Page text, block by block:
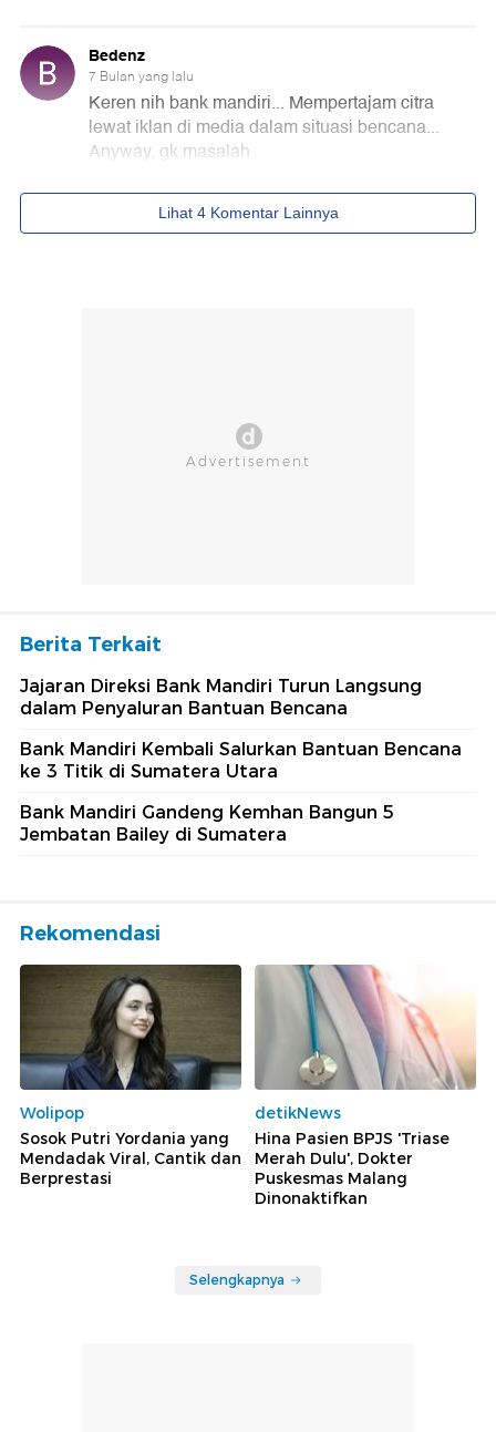
Berita Terkait
Jajaran Direksi Bank Mandiri Turun Langsung
dalam Penyaluran Bantuan Bencana
Bank Mandiri Kembali Salurkan Bantuan Bencana
ke 3 Titik di Sumatera Utara
Bank Mandiri Gandeng Kemhan Bangun 5
Jembatan Bailey di Sumatera
Rekomendasi
Wolipop
Sosok Putri Yordania yang
Mendadak Viral, Cantik dan
Berprestasi
detikNews
Hina Pasien BPJS 'Triase
Merah Dulu', Dokter
Puskesmas Malang
Dinonaktifkan
Selengkapnya